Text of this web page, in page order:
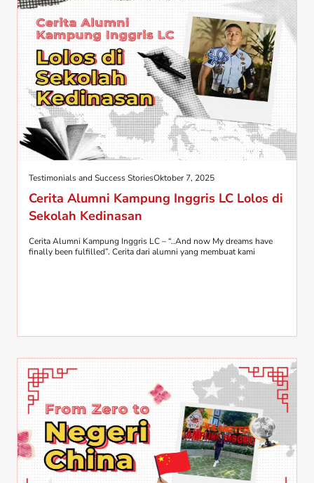
Testimonials and Success StoriesOktober 7, 2025
Cerita Alumni Kampung Inggris LC Lolos di
Sekolah Kedinasan
Cerita Alumni Kampung Inggris LC – “..And now My dreams have
finally been fulfilled”. Cerita dari alumni yang membuat kami